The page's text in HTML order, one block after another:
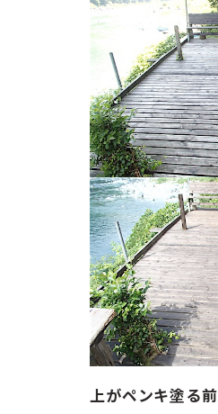
上がペンキ塗る前